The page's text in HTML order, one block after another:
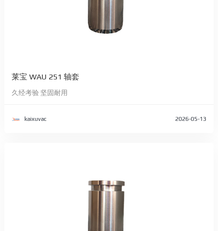
莱宝 WAU 251 轴套
久经考验 坚固耐用
kaixuvac 2026-05-13